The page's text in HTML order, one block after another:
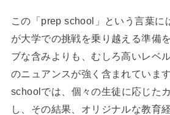
この「prep school」という言葉に
が大学での挑戦を乗り越える準備
ブな含みよりも、むしろ高いレベ
のニュアンスが強く含まれていま
schoolでは、個々の生徒に応じた
し、その結果、オリジナルな教育